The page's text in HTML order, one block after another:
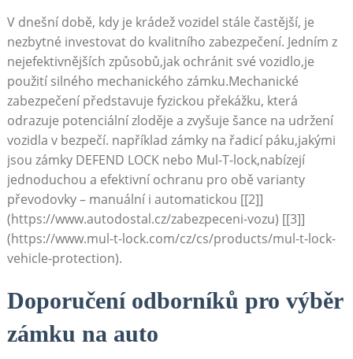
V dnešní době, kdy je krádež vozidel stále častější, je
nezbytné investovat do kvalitního zabezpečení. Jedním z
nejefektivnějších způsobů,jak ochránit své vozidlo,je
použití silného mechanického zámku.Mechanické
zabezpečení představuje fyzickou překážku, která
odrazuje potenciální zloděje a zvyšuje šance na udržení
vozidla v bezpečí. například zámky na řadicí páku,jakými
jsou zámky DEFEND LOCK nebo Mul-T-lock,nabízejí
jednoduchou a efektivní ochranu pro obě varianty
převodovky – manuální i automatickou [[2]]
(https://www.autodostal.cz/zabezpeceni-vozu) [[3]]
(https://www.mul-t-lock.com/cz/cs/products/mul-t-lock-
vehicle-protection).
Doporučení odborníků pro výběr
zámku na auto